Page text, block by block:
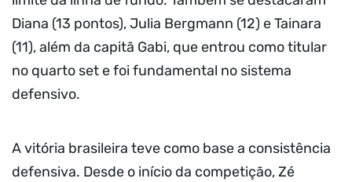
Diana (13 pontos), Julia Bergmann (12) e Tainara
(11), além da capitã Gabi, que entrou como titular
no quarto set e foi fundamental no sistema
defensivo.
A vitória brasileira teve como base a consistência
defensiva. Desde o início da competição, Zé